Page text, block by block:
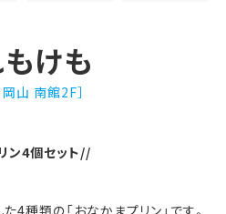
けも
岡山 南館2F］
ン4個セット//